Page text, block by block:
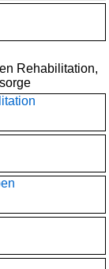
Rehabilitation,